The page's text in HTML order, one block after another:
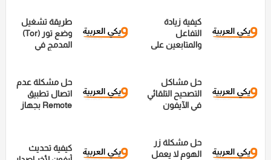
كيفية زيادة
التفاعل
والمتابعين على
طريقة تشغيل
وضع تور (Tor)
المدمج في
مجهول تماماً
حل مشاكل
التصحيح التلقائي
في الآيفون
حل مشكلة عدم
اتصال تطبيق
Remote بجهاز
حل مشكلة زر
الهوم لا يعمل
كيفية تحديث